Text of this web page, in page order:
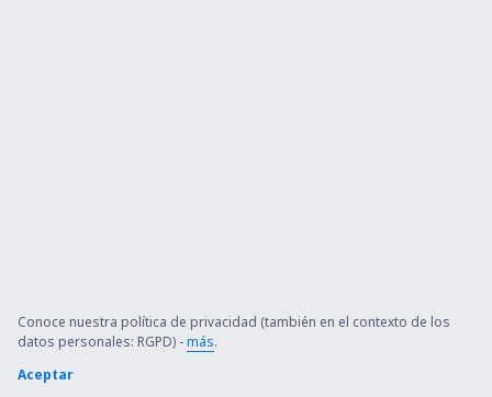
Conoce nuestra política de privacidad (también en el contexto de los
datos personales: RGPD) -más.
Aceptar